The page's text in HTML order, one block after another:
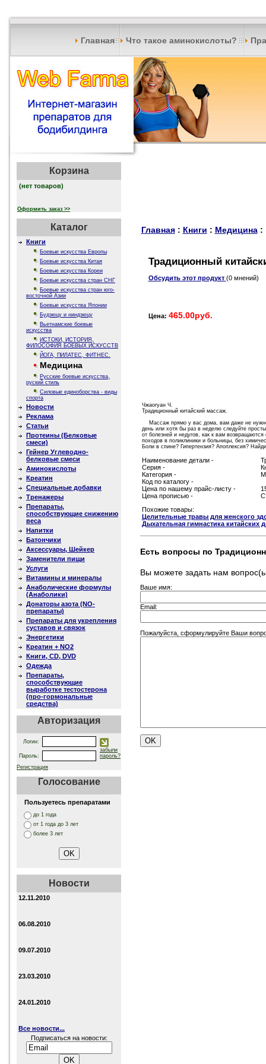
Главная Что такое аминокислоты?
Корзина
(нет товаров)
Оформить заказ >>
Каталог
Книги
Боевые искусства Европы
Боевые искусства Китая
Боевые искусства Кореи
Боевые искусства стран СНГ
Боевые искусства стран юго-
восточной Азии
Боевые искусства Японии
Будзюцу и ниндзюцу
Вьетнамские боевые
искусства
ИСТОКИ, ИСТОРИЯ,
ФИЛОСОФИЯ БОЕВЫХ ИСКУССТВ
ЙОГА, ПИЛАТЕС, ФИТНЕС.
Медицина
Русские боевые искусства,
руский стиль
Силовые единоборства - виды
спорта
Новости
Реклама
Статьи
Протеины (Белковые
смеси)
Гейнер Углеводно-
белковые смеси
Аминокислоты
Креатин
Специальные добавки
Тренажеры
Препараты,
способствующие снижению
веса
Напитки
Батончики
Аксессуары, Шейкер
Заменители пищи
Услуги
Витамины и минералы
Анаболические формулы
(Анаболики)
Донаторы азота (NO-
препараты)
Препараты для укрепления
суставов и связок
Энергетики
Креатин + NO2
Книги, CD, DVD
Одежда
Препараты,
способствующие
выработке тестостерона
(про-гормональные
средства)
Авторизация
Логин:
Пароль:
забыли
пароль?
Регистрация
Голосование
Пользуетесь препаратами
до 1 года
от 1 года до 3 лет
более 3 лет
Новости
12.11.2010
06.08.2010
09.07.2010
23.03.2010
24.01.2010
Все новости...
Подписаться на новости:
Главная: Книги : Медицина:
Традиционный
Обсудить этот продукт (0 мнений)
Цена: 465.00руб.
Чжаогуан Ч.
Традиционный китайский массаж.
Массаж прямо у вас дома, вам даже не нужно
день или хотя бы раз в неделю следуйте
от болезней и недугов, как к вам
походов в поликлиники и больницы, без
Боли в спине? Гипертензия? Апоплексия?
Наименование детали -
Серия -
Категория -
Код по каталогу -
Цена по нашему прайс-листу -
Цена прописью -
Похожие товары:
Целительные травы для женского
Дыхательная гимнастика китайских
Есть вопросы по
Вы можете задать нам
Ваше имя:
Email:
Пожалуйста, сформулируйте Ваши